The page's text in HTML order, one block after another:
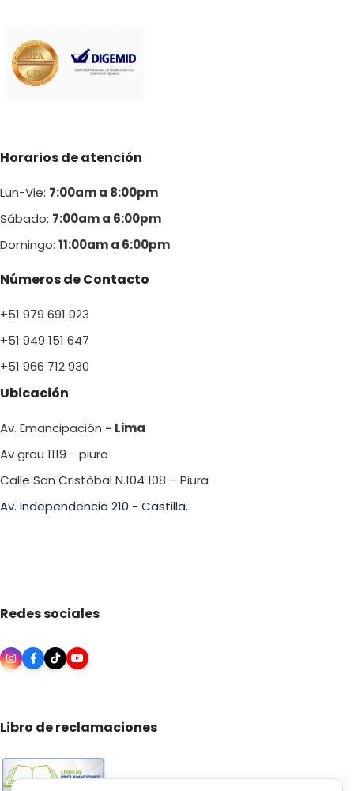
Horarios de atención
Lun-Vie: 7:00am a 8:00pm
Sábado: 7:00am a 6:00pm
Domingo: 11:00am a 6:00pm
Números de Contacto
+51 979 691 023
+51 949 151 647
+51 966 712 930
Ubicación
Av. Emancipación - Lima
Av grau 1119 - piura
Calle San Cristòbal N.104 108 – Piura
Av. Independencia 210 - Castilla.
Redes sociales
Libro de reclamaciones